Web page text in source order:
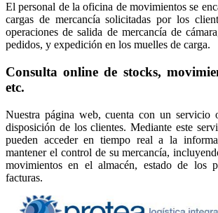
El personal de la oficina de movimientos se
cargas de mercancía solicitadas por los
operaciones de salida de mercancía de
pedidos, y expedición en los muelles de carga.
Consulta online de stocks,
etc.
Nuestra página web, cuenta con un servicio
disposición de los clientes. Mediante este
pueden acceder en tiempo real a la
mantener el control de su mercancía,
movimientos en el almacén, estado de los
facturas.